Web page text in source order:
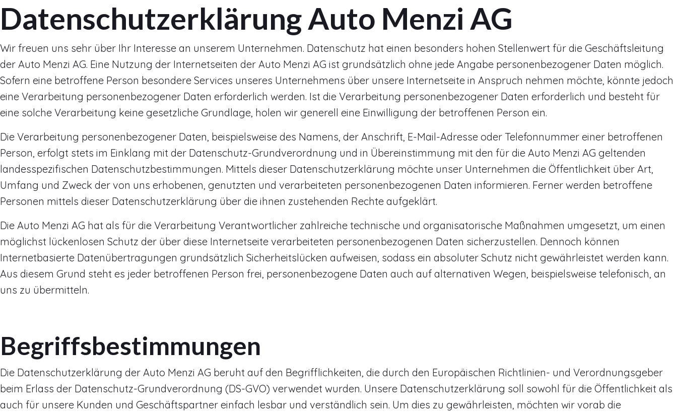
Datenschutzerklärung Auto Menzi AG
Wir freuen uns sehr über Ihr Interesse an unserem Unternehmen. Datenschutz hat einen besonders hohen Stellenwert für die Geschäftsleitung
der Auto Menzi AG. Eine Nutzung der Internetseiten der Auto Menzi AG ist grundsätzlich ohne jede Angabe personenbezogener Daten möglich.
Sofern eine betroffene Person besondere Services unseres Unternehmens über unsere Internetseite in Anspruch nehmen möchte, könnte jedoch
eine Verarbeitung personenbezogener Daten erforderlich werden. Ist die Verarbeitung personenbezogener Daten erforderlich und besteht für
eine solche Verarbeitung keine gesetzliche Grundlage, holen wir generell eine Einwilligung der betroffenen Person ein.
Die Verarbeitung personenbezogener Daten, beispielsweise des Namens, der Anschrift, E-Mail-Adresse oder Telefonnummer einer betroffenen
Person, erfolgt stets im Einklang mit der Datenschutz-Grundverordnung und in Übereinstimmung mit den für die Auto Menzi AG geltenden
landesspezifischen Datenschutzbestimmungen. Mittels dieser Datenschutzerklärung möchte unser Unternehmen die Öffentlichkeit über Art,
Umfang und Zweck der von uns erhobenen, genutzten und verarbeiteten personenbezogenen Daten informieren. Ferner werden betroffene
Personen mittels dieser Datenschutzerklärung über die ihnen zustehenden Rechte aufgeklärt.
Die Auto Menzi AG hat als für die Verarbeitung Verantwortlicher zahlreiche technische und organisatorische Maßnahmen umgesetzt, um einen
möglichst lückenlosen Schutz der über diese Internetseite verarbeiteten personenbezogenen Daten sicherzustellen. Dennoch können
Internetbasierte Datenübertragungen grundsätzlich Sicherheitslücken aufweisen, sodass ein absoluter Schutz nicht gewährleistet werden kann.
Aus diesem Grund steht es jeder betroffenen Person frei, personenbezogene Daten auch auf alternativen Wegen, beispielsweise telefonisch, an
uns zu übermitteln.
Begriffsbestimmungen
Die Datenschutzerklärung der Auto Menzi AG beruht auf den Begrifflichkeiten, die durch den Europäischen Richtlinien- und Verordnungsgeber
beim Erlass der Datenschutz-Grundverordnung (DS-GVO) verwendet wurden. Unsere Datenschutzerklärung soll sowohl für die Öffentlichkeit als
auch für unsere Kunden und Geschäftspartner einfach lesbar und verständlich sein. Um dies zu gewährleisten, möchten wir vorab die